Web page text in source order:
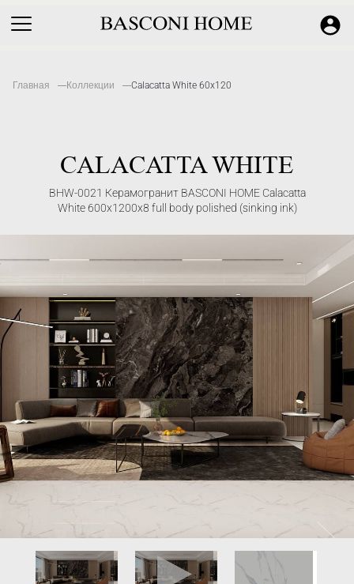
Главная Коллекции Calacatta White 60x120
CALACATTA WHITE
BHW-0021 Керамогранит BASCONI HOME Calacatta
White 600x1200x8 full body polished (sinking ink)